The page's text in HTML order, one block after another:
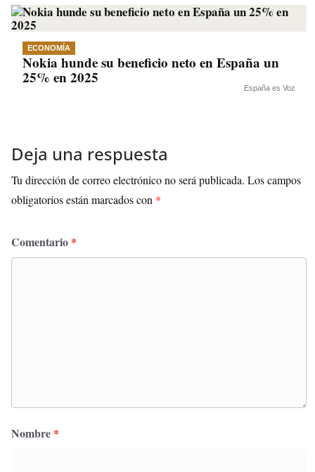
ECONOMÍA
Nokia hunde su beneficio neto en España un
25% en 2025
España es Voz
Deja una respuesta
Tu dirección de correo electrónico no será publicada. Los campos
obligatorios están marcados con *
Comentario *
Nombre *